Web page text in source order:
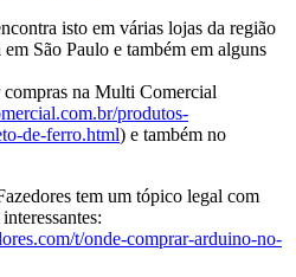
isto em várias lojas da região
São Paulo e também em alguns
compras na Multi Comercial
produtos-
de-ferro.html) e também no
tem um tópico legal com
t/onde-comprar-arduino-no-